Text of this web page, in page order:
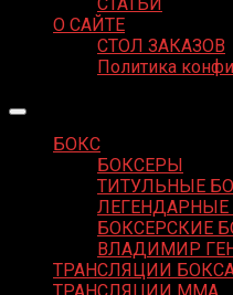
О САЙТЕ
СТОЛ ЗАКАЗОВ
Политика
БОКС
БОКСЕРЫ
ТИТУЛЬНЫЕ
ЛЕГЕНДАРНЫЕ
БОКСЕРСКИЕ
ВЛАДИМИР
ТРАНСЛЯЦИИ